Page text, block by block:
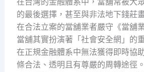
的最後選擇，甚至與非法地下錢莊
在合法立案的當舖業者嚴守《當舖
當舖其實扮演著「社會安全網」的
在正規金融體系中無法獲得即時協
條合法、透明且有尊嚴的周轉途徑